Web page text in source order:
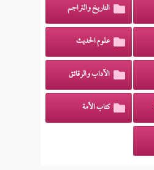
التاريخ والتراجم
علوم الحديث
الآداب والرقائق
كتاب الأمة